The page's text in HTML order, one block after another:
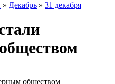
» Декабрь » 31 декабря